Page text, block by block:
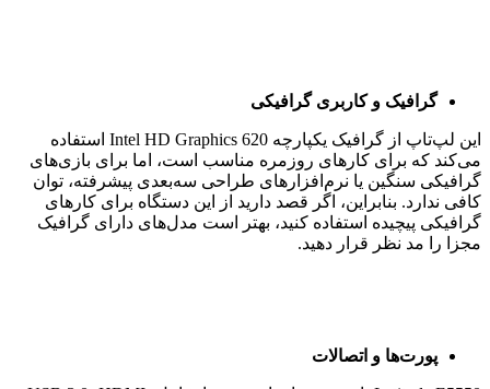
گرافیک و کاربری گرافیکی
این لپ‌تاپ از گرافیک یکپارچه Intel HD Graphics 620 استفاده
می‌کند که برای کارهای روزمره مناسب است، اما برای بازی‌های
گرافیکی سنگین یا نرم‌افزارهای طراحی سه‌بعدی پیشرفته، توان
کافی ندارد. بنابراین، اگر قصد دارید از این دستگاه برای کارهای
گرافیکی پیچیده استفاده کنید، بهتر است مدل‌های دارای گرافیک
مجزا را مد نظر قرار دهید.
پورت‌ها و اتصالات